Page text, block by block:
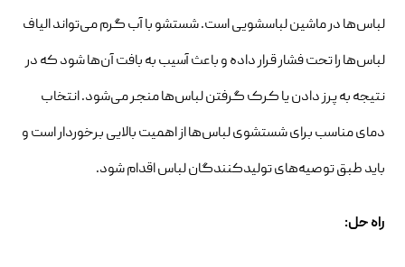
لباس‌ها در ماشین لباسشویی است. شستشو با آب گرم می‌تواند الیاف
لباس‌ها را تحت فشار قرار داده و باعث آسیب به بافت آن‌ها شود که در
نتیجه به پرز دادن یا کرک گرفتن لباس‌ها منجر می‌شود. انتخاب
دمای مناسب برای شستشوی لباس‌ها از اهمیت بالایی برخوردار است و
باید طبق توصیه‌های تولیدکنندگان لباس اقدام شود.
راه حل: